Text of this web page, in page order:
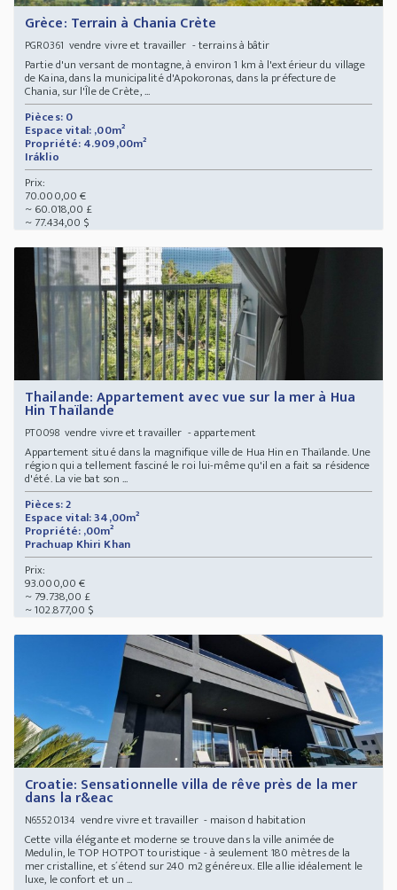
Grèce: Terrain à Chania Crète
PGR0361 vendre vivre et travailler - terrains à bâtir
Partie d'un versant de montagne, à environ 1 km à l'extérieur du village
de Kaina, dans la municipalité d'Apokoronas, dans la préfecture de
Chania, sur l'Île de Crète, ...
Pièces: 0
Espace vital: ,00m²
Propriété: 4.909,00m²
Iráklio
Prix:
70.000,00 €
~ 60.018,00 £
~ 77.434,00 $
Thailande: Appartement avec vue sur la mer à Hua
Hin Thaïlande
PT0098vendre vivre et travailler - appartement
Appartement situé dans la magnifique ville de Hua Hin en Thaïlande. Une
région qui a tellement fasciné le roi lui-même qu'il en a fait sa résidence
d'été. La vie bat son ...
Pièces: 2
Espace vital: 34,00m²
Propriété: ,00m²
Prachuap Khiri Khan
Prix:
93.000,00 €
~ 79.738,00 £
~ 102.877,00 $
Croatie: Sensationnelle villa de rêve près de la mer
dans la r&eac
N65520134vendre vivre et travailler - maison d habitation
Cette villa élégante et moderne se trouve dans la ville animée de
Medulin, le TOP HOTPOT touristique - à seulement 180 mètres de la
mer cristalline, et s´étend sur 240 m2 généreux. Elle allie idéalement le
luxe, le confort et un ...